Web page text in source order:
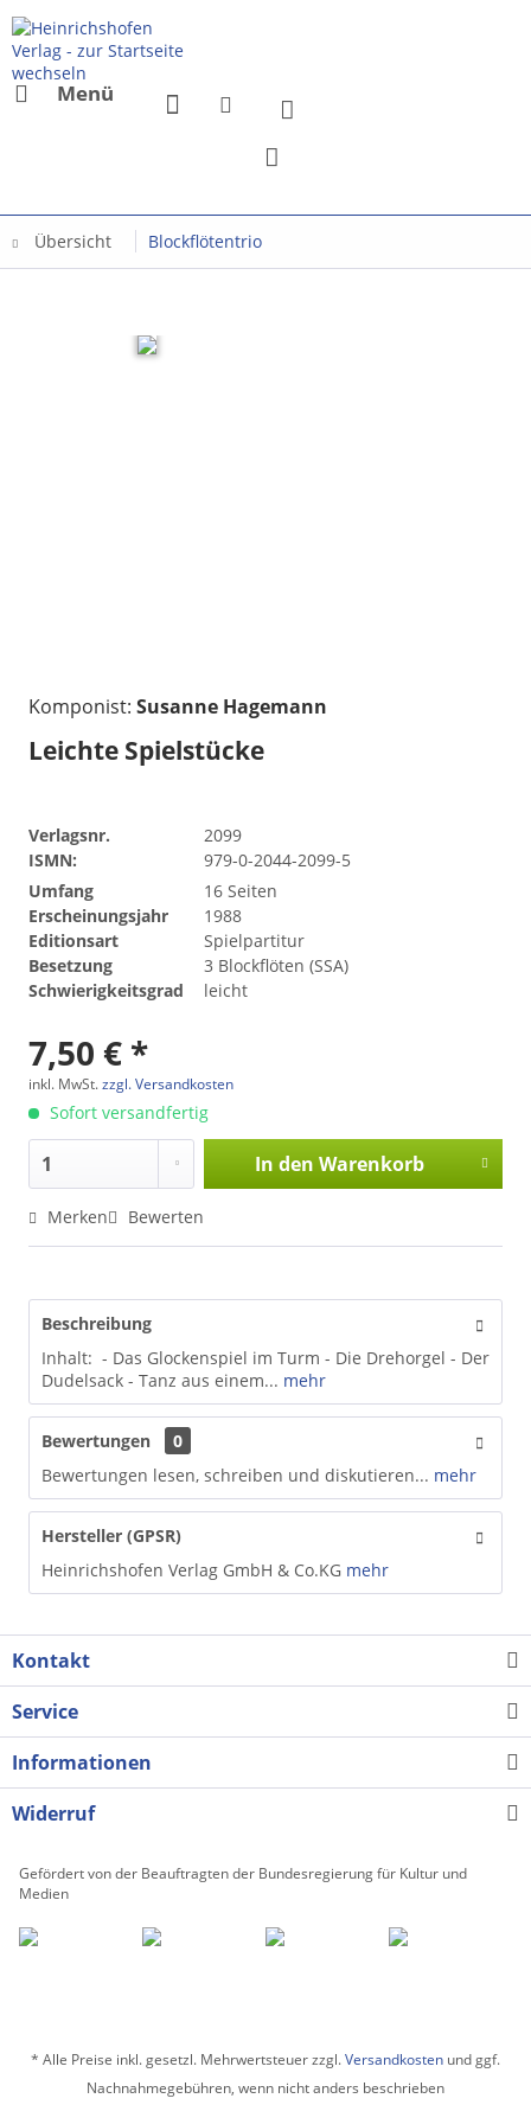
Menü
Übersicht Blockflötentrio
Komponist: Susanne Hagemann
Leichte Spielstücke
Verlagsnr.
2099
ISMN:
979-0-2044-2099-5
Umfang
16 Seiten
Erscheinungsjahr
1988
Editionsart
Spielpartitur
Besetzung
3 Blockflöten (SSA)
Schwierigkeitsgrad
leicht
7,50 € *
inkl. MwSt.zzgl. Versandkosten
Sofort versandfertig
In den Warenkorb
Merken Bewerten
Beschreibung
Inhalt: - Das Glockenspiel im Turm - Die Drehorgel - Der
Dudelsack - Tanz aus einem... mehr
Bewertungen
0
Bewertungen lesen, schreiben und diskutieren... mehr
Hersteller (GPSR)
Heinrichshofen Verlag GmbH & Co.KG mehr
Kontakt
Service
Informationen
Widerruf
Gefördert von der Beauftragten der Bundesregierung für Kultur und
Medien
* Alle Preise inkl. gesetzl. Mehrwertsteuer zzgl.Versandkosten und ggf.
Nachnahmegebühren, wenn nicht anders beschrieben